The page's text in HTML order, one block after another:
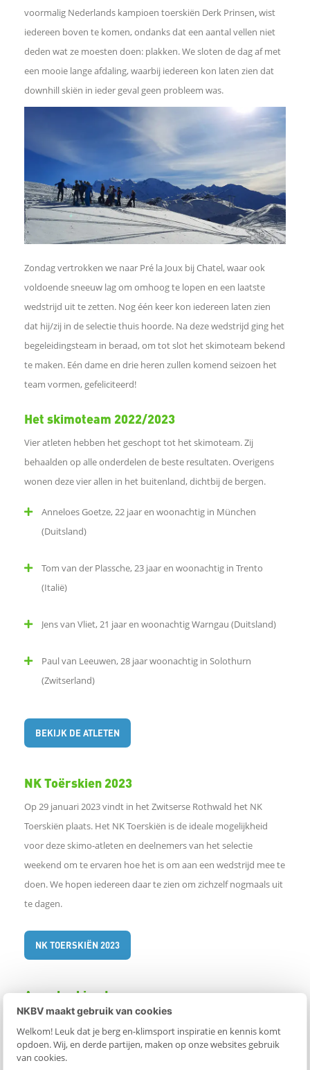
NKBV maakt gebruik van cookies
Welkom! Leuk dat je berg en-klimsport inspiratie en kennis komt
opdoen. Wij, en derde partijen, maken op onze websites gebruik
van cookies.
s
i
n
m
t
e
n
voormalig Nederlands kampioen toerskiën Derk Prinsen,wist
iedereen boven te komen, ondanks dat een aantal vellen niet
deden wat ze moesten doen: plakken. We sloten de dag af met
een mooie lange afdaling, waarbij iedereen kon laten zien dat
downhill skiën in ieder geval geen probleem was.
Zondag vertrokken we naar Pré la Joux bij Chatel, waar ook
voldoende sneeuw lag om omhoog te lopen en een laatste
wedstrijd uit te zetten. Nog één keer kon iedereen laten zien
dat hij/zij in de selectie thuis hoorde. Na deze wedstrijd ging het
begeleidingsteam in beraad, om tot slot het skimoteam bekend
te maken. Eén dame en drie heren zullen komend seizoen het
team vormen, gefeliciteerd!
Het skimoteam 2022/2023
Vier atleten hebben het geschopt tot het skimoteam. Zij
behaalden op alle onderdelen de beste resultaten. Overigens
wonen deze vier allen in het buitenland, dichtbij de bergen.
Anneloes Goetze, 22 jaar en woonachtig in München
(Duitsland)
Tom van der Plassche, 23 jaar en woonachtig in Trento
(Italië)
Jens van Vliet, 21 jaar en woonachtig Warngau (Duitsland)
Paul van Leeuwen, 28 jaar woonachtig in Solothurn
(Zwitserland)
BEKIJK DE ATLETEN
NK Toërskien 2023
Op 29 januari 2023 vindt in het Zwitserse Rothwald het NK
Toerskiën plaats. Het NK Toerskiën is de ideale mogelijkheid
voor deze skimo-atleten en deelnemers van het selectie
weekend om te ervaren hoe het is om aan een wedstrijd mee te
doen. We hopen iedereen daar te zien om zichzelf nogmaals uit
te dagen.
NK TOERSKIËN 2023
Agenda skimoteam
Het skimoteam gaat 17 t/m 21 december op trainingsweekend.
Wederom bijhotel Esprit Montagne. De focus tijdens dit dit
weekend zal liggen op veiligheid en skivaardigheid. Daarnaast